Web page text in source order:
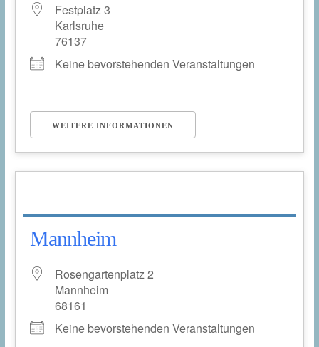
Festplatz 3
Karlsruhe
76137
Keine bevorstehenden Veranstaltungen
WEITERE INFORMATIONEN
Mannheim
Rosengartenplatz 2
Mannheim
68161
Keine bevorstehenden Veranstaltungen